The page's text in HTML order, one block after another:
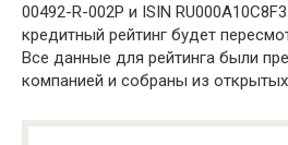
00492-R-002P и ISIN
кредитный рейтинг будет
Все данные для рейтинга были
компанией и собраны из открытых